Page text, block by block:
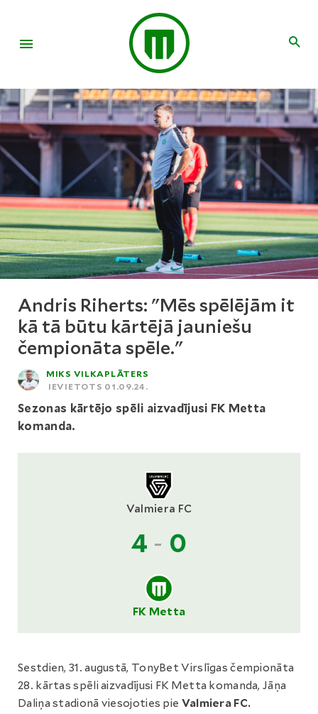
Andris Riherts: "Mēs spēlējām it
kā tā būtu kārtējā jauniešu
čempionāta spēle."
MIKS VILKAPLĀTERS
IEVIETOTS 01.09.24.
Sezonas kārtējo spēli aizvadījusi FK Metta
komanda.
Valmiera FC
4 - 0
FK Metta
Sestdien, 31. augustā, TonyBet Virslīgas čempionāta
28. kārtas spēli aizvadījusi FK Metta komanda, Jāņa
Daliņa stadionā viesojoties pie Valmiera FC.